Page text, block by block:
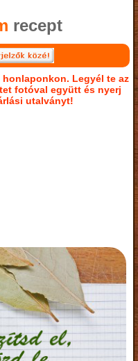
recept
honlaponkon. Legyél te az
fotóval együtt és nyerj
utalványt!